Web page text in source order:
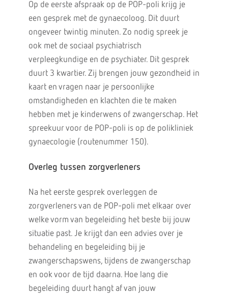
Op de eerste afspraak op de POP-poli krijg je
een gesprek met de gynaecoloog. Dit duurt
ongeveer twintig minuten. Zo nodig spreek je
ook met de sociaal psychiatrisch
verpleegkundige en de psychiater. Dit gesprek
duurt 3 kwartier. Zij brengen jouw gezondheid in
kaart en vragen naar je persoonlijke
omstandigheden en klachten die te maken
hebben met je kinderwens of zwangerschap. Het
spreekuur voor de POP-poli is op de polikliniek
gynaecologie (routenummer 150).
Overleg tussen zorgverleners
Na het eerste gesprek overleggen de
zorgverleners van de POP-poli met elkaar over
welke vorm van begeleiding het beste bij jouw
situatie past. Je krijgt dan een advies over je
behandeling en begeleiding bij je
zwangerschapswens, tijdens de zwangerschap
en ook voor de tijd daarna. Hoe lang die
begeleiding duurt hangt af van jouw